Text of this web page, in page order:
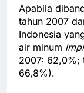
Apabila
tahun 2007
Indonesia
air minum
2007: 62,0%;
66,8%).